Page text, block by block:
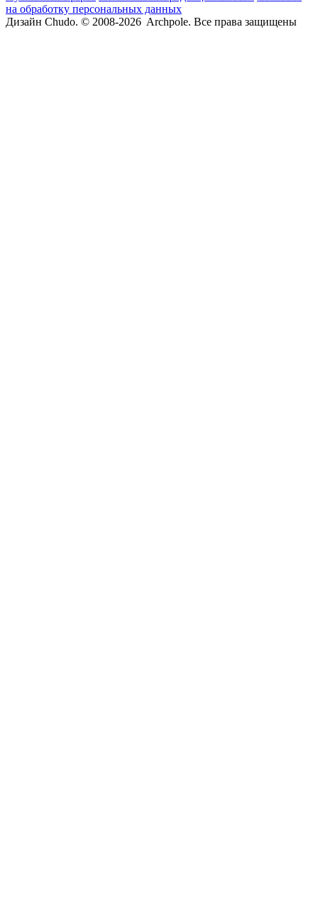
на обработку персональных данных
Дизайн Chudo. © 2008-2026 Archpole. Все права защищены